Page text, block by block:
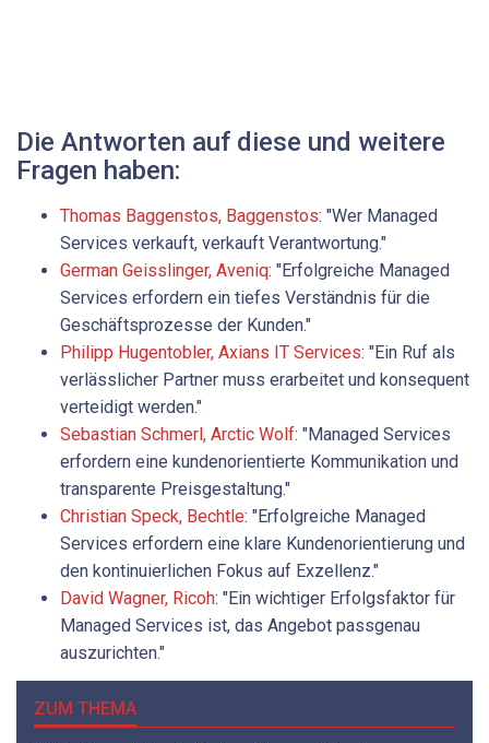
Die Antworten auf diese und weitere
Fragen haben:
Thomas Baggenstos, Baggen­stos: "Wer Managed
Services verkauft, verkauft Verantwortung."
German Geisslinger, Aveniq: "Erfolgreiche Managed
Services erfordern ein tiefes Verständnis für die
Geschäftsprozesse der Kunden."
Philipp ­Hugentobler, Axians IT Services: "Ein Ruf als
verlässlicher Partner muss erarbeitet und konsequent
verteidigt werden."
Sebastian Schmerl, Arctic Wolf: "Managed Services
erfordern eine kundenorientierte Kommunikation und
transparente Preisgestaltung."
Christian Speck, Bechtle: "Erfolgreiche Managed
Services erfordern eine klare Kundenorientierung und
den kontinuierlichen Fokus auf Exzellenz."
David Wagner, Ricoh: "Ein wichtiger Erfolgsfaktor für
Managed Services ist, das Angebot passgenau
auszurichten."
ZUM THEMA